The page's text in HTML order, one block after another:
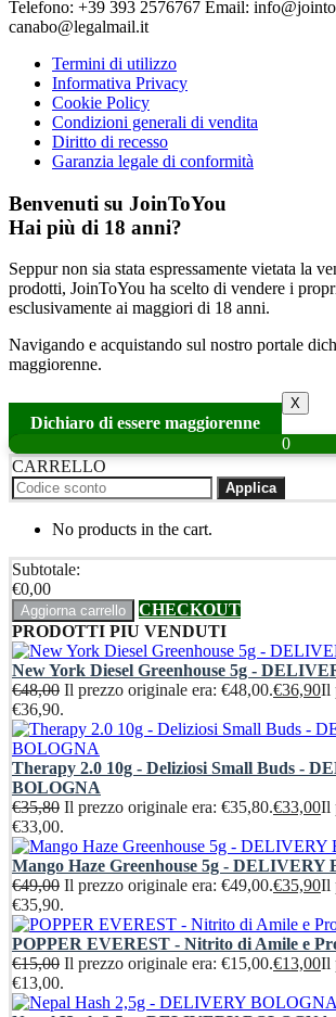
Telefono: ‪+39 393 2576767‬ Email:
canabo@legalmail.it
Termini di utilizzo
Informativa Privacy
Cookie Policy
Condizioni generali di vendita
Diritto di recesso
Garanzia legale di conformità
Benvenuti su JoinToYou
Hai più di 18 anni?
Seppur non sia stata espressamente vietata la
prodotti, JoinToYou ha scelto di vendere i
esclusivamente ai maggiori di 18 anni.
Navigando e acquistando sul nostro portale
maggiorenne.
Dichiaro di essere maggiorenne
X
0
CARRELLO
Applica
No products in the cart.
Subtotale:
€0,00
Aggiorna carrello
CHECKOUT
PRODOTTI PIU VENDUTI
New York Diesel Greenhouse 5g -
€48,00 Il prezzo originale era: €48,00.€36,90Il
€36,90.
Therapy 2.0 10g - Deliziosi Small Buds -
BOLOGNA
€35,80 Il prezzo originale era: €35,80.€33,00Il
€33,00.
Mango Haze Greenhouse 5g - DELIVERY
€49,00 Il prezzo originale era: €49,00.€35,90Il
€35,90.
POPPER EVEREST - Nitrito di Amile e
€15,00 Il prezzo originale era: €15,00.€13,00Il
€13,00.